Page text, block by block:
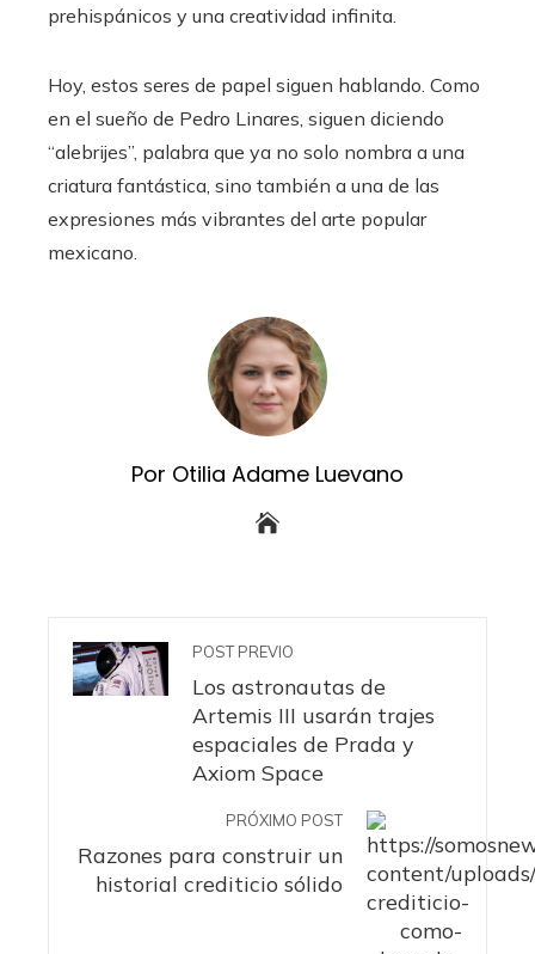
prehispánicos y una creatividad infinita.
Hoy, estos seres de papel siguen hablando. Como
en el sueño de Pedro Linares, siguen diciendo
“alebrijes”, palabra que ya no solo nombra a una
criatura fantástica, sino también a una de las
expresiones más vibrantes del arte popular
mexicano.
Por Otilia Adame Luevano
POST PREVIO
Los astronautas de
Artemis III usarán trajes
espaciales de Prada y
Axiom Space
PRÓXIMO POST
Razones para construir un
historial crediticio sólido